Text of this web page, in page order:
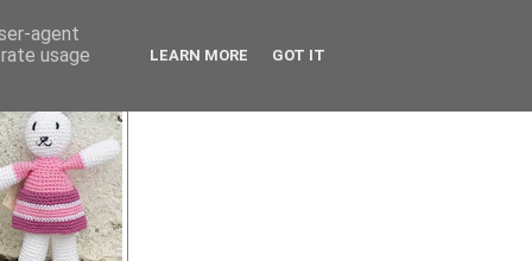
agent
usage
LEARN MORE GOT IT